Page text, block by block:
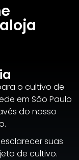
o cultivo de
em São Paulo
do nosso
suas
de cultivo.